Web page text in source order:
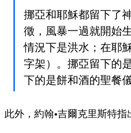
挪亞和耶穌都留下了
徵，風暴一過就開始
情況下是洪水；在耶
字架）。挪亞留下的
下的是餅和酒的聖餐儀
此外，約翰•吉爾克里斯特指